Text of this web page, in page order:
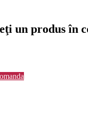
un produs în